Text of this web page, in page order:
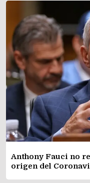
Anthony Fauci no
origen del